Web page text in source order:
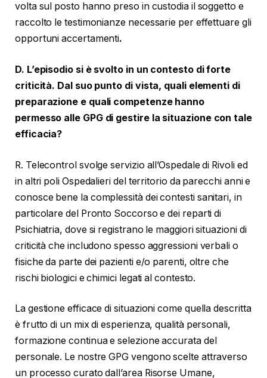
volta sul posto hanno preso in custodia il soggetto e
raccolto le testimonianze necessarie per effettuare gli
opportuni accertamenti.
D. L’episodio si è svolto in un contesto di forte
criticità. Dal suo punto di vista, quali elementi di
preparazione e quali competenze hanno
permesso alle GPG di gestire la situazione con tale
efficacia?
R. Telecontrol svolge servizio all’Ospedale di Rivoli ed
in altri poli Ospedalieri del territorio da parecchi anni e
conosce bene la complessità dei contesti sanitari, in
particolare del Pronto Soccorso e dei reparti di
Psichiatria, dove si registrano le maggiori situazioni di
criticità che includono spesso aggressioni verbali o
fisiche da parte dei pazienti e/o parenti, oltre che
rischi biologici e chimici legati al contesto.
La gestione efficace di situazioni come quella descritta
è frutto di un mix di esperienza, qualità personali,
formazione continua e selezione accurata del
personale. Le nostre GPG vengono scelte attraverso
un processo curato dall’area Risorse Umane,